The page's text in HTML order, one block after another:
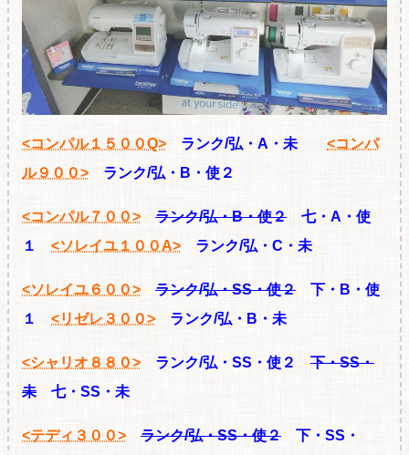
<コンパル１５００Q> ランク/弘・A・未 <コンパ
ル９００>
ランク/弘・B・使２
<コンパル７００> ランク/弘・B・使２ 七・A・使
１ <ソレイユ１００A> ランク/弘・C・未
<ソレイユ６００> ランク/弘・SS・使２ 下・B・使
１ <リゼレ３００> ランク/弘・B・未
<シャリオ８８０> ランク/弘・SS・使２ 下・SS・
未 七・SS・未
<テディ３００> ランク/弘・SS・使２ 下・SS・